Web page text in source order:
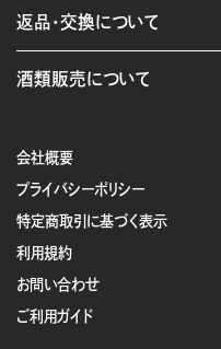
会社概要
プライバシーポリシー
特定商取引に基づく表示
利用規約
お問い合わせ
ご利用ガイド
返品・交換について
酒類販売について